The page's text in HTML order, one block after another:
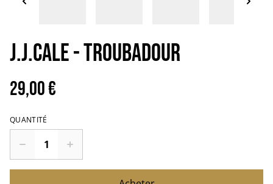
J.J.CALE - Troubadour
29,00 €
QUANTITÉ